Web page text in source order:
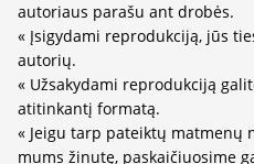
autoriaus parašu ant drobės.
« Įsigydami reprodukciją, jūs
autorių.
« Užsakydami reprodukciją
atitinkantį formatą.
« Jeigu tarp pateiktų matmenų
mums žinutę, paskaičiuosime